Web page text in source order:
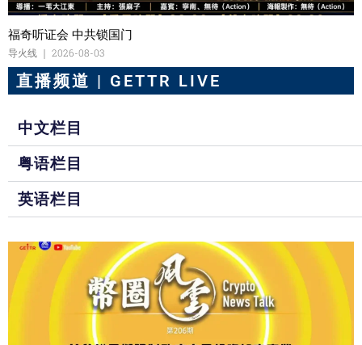
福奇听证会 中共锁国门
导火线 2026-08-03
直播频道 | GETTR LIVE
中文栏目
粤语栏目
英语栏目